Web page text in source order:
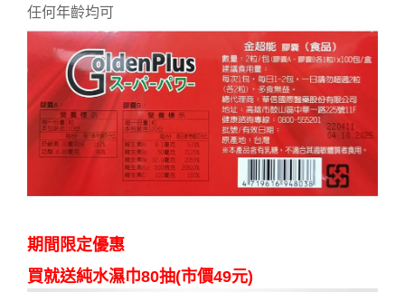
任何年齡均可
期間限定優惠
買就送純水濕巾80抽(市價49元)